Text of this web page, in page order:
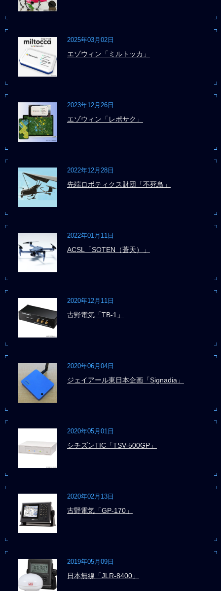
2025年03月02日
エゾウィン「ミルトッカ」
2023年12月26日
エゾウィン「レポサク」
2022年12月28日
先端ロボティクス財団「不死鳥」
2022年01月11日
ACSL「SOTEN（蒼天）」
2020年12月11日
古野電気「TB-1」
2020年06月04日
ジェイアール東日本企画「Signadia」
2020年05月01日
シチズンTIC「TSV-500GP」
2020年02月13日
古野電気「GP-170」
2019年05月09日
日本無線「JLR-8400」